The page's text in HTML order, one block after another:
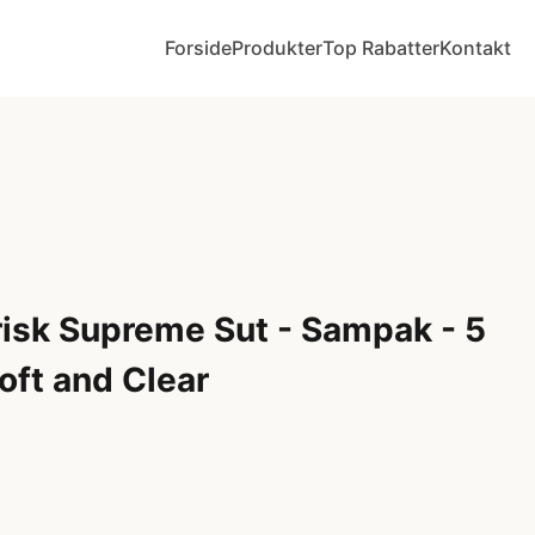
ForsideProdukterTop RabatterKontakt
Supreme Sut - Sampak - 5
and Clear